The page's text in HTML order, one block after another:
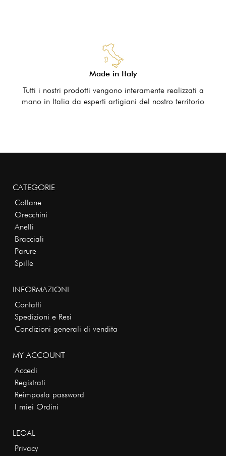
Made in Italy
Tutti i nostri prodotti vengono interamente realizzati a
mano in Italia da esperti artigiani del nostro territorio
CATEGORIE
Collane
Orecchini
Anelli
Bracciali
Parure
Spille
INFORMAZIONI
Contatti
Spedizioni e Resi
Condizioni generali di vendita
MY ACCOUNT
Accedi
Registrati
Reimposta password
I miei Ordini
LEGAL
Privacy